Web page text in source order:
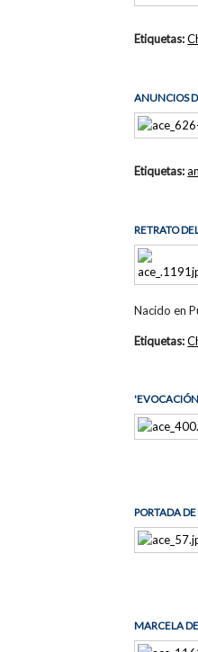
Etiquetas:
ANUNCIOS
Etiquetas:
RETRATO
Nacido en
Etiquetas:
PORTADA DE
MARCELA